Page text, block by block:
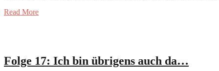
Read More
Folge 17: Ich bin übrigens auch da…